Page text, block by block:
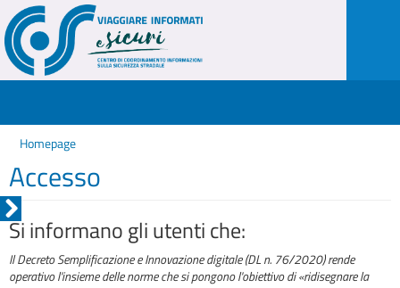
Homepage
Accesso
Si informano gli utenti che:
Il Decreto Semplificazione e Innovazione digitale (DL n. 76/2020) rende
operativo l'insieme delle norme che si pongono l'obiettivo di «ridisegnare la